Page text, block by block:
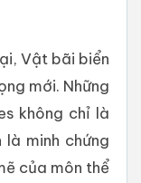
Vật bãi biển
mới. Những
không chỉ là
minh chứng
của môn thể